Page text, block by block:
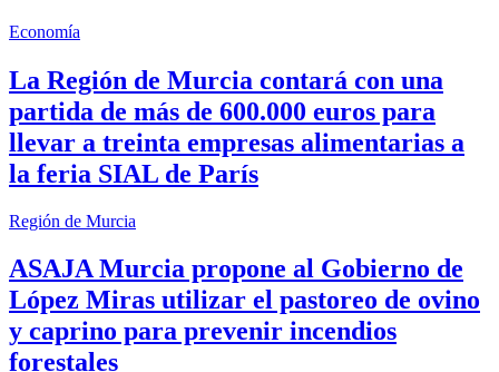
Economía
La Región de Murcia contará con una
partida de más de 600.000 euros para
llevar a treinta empresas alimentarias a
la feria SIAL de París
Región de Murcia
ASAJA Murcia propone al Gobierno de
López Miras utilizar el pastoreo de ovino
y caprino para prevenir incendios
forestales